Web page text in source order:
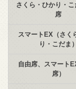
さくら・ひかり・こ
席
スマートEX（さく
り・こだま）
自由席、スマート
席）